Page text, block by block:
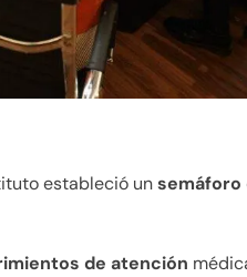
estableció unsemáforo
de atención